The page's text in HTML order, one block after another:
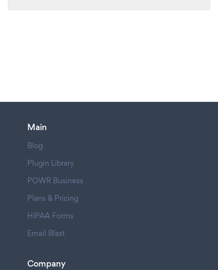
Main
Blog
Plugin Library
POWR Business
Plans & Pricing
HIPAA Forms
Email Blast
Company